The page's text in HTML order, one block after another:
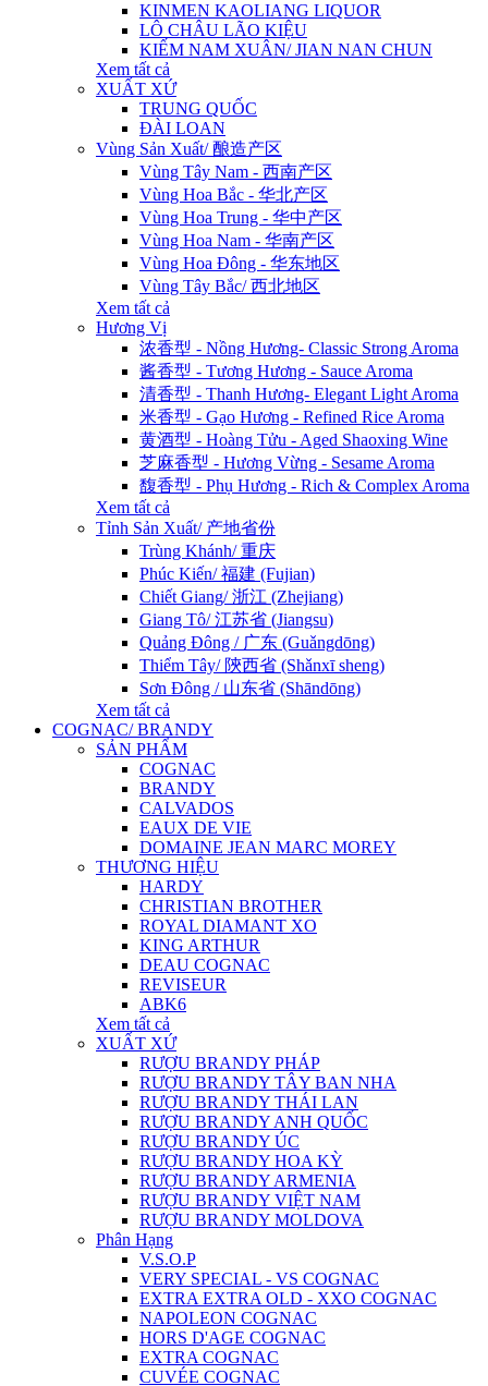
KINMEN KAOLIANG LIQUOR
LÔ CHÂU LÃO KIỆU
KIẾM NAM XUÂN/ JIAN NAN CHUN
Xem tất cả
XUẤT XỨ
TRUNG QUỐC
ĐÀI LOAN
Vùng Sản Xuất/ 酿造产区
Vùng Tây Nam - 西南产区
Vùng Hoa Bắc - 华北产区
Vùng Hoa Trung - 华中产区
Vùng Hoa Nam - 华南产区
Vùng Hoa Đông - 华东地区
Vùng Tây Bắc/ 西北地区
Xem tất cả
Hương Vị
浓香型 - Nồng Hương- Classic Strong Aroma
酱香型 - Tương Hương - Sauce Aroma
清香型 - Thanh Hương- Elegant Light Aroma
米香型 - Gạo Hương - Refined Rice Aroma
黄酒型 - Hoàng Tửu - Aged Shaoxing Wine
芝麻香型 - Hương Vừng - Sesame Aroma
馥香型 - Phụ Hương - Rich & Complex Aroma
Xem tất cả
Tỉnh Sản Xuất/ 产地省份
Trùng Khánh/ 重庆
Phúc Kiến/ 福建 (Fujian)
Chiết Giang/ 浙江 (Zhejiang)
Giang Tô/ 江苏省 (Jiangsu)
Quảng Đông / 广东 (Guǎngdōng)
Thiểm Tây/ 陝西省 (Shǎnxī sheng)
Sơn Đông / 山东省 (Shāndōng)
Xem tất cả
COGNAC/ BRANDY
SẢN PHẨM
COGNAC
BRANDY
CALVADOS
EAUX DE VIE
DOMAINE JEAN MARC MOREY
THƯƠNG HIỆU
HARDY
CHRISTIAN BROTHER
ROYAL DIAMANT XO
KING ARTHUR
DEAU COGNAC
REVISEUR
ABK6
Xem tất cả
XUẤT XỨ
RƯỢU BRANDY PHÁP
RƯỢU BRANDY TÂY BAN NHA
RƯỢU BRANDY THÁI LAN
RƯỢU BRANDY ANH QUỐC
RƯỢU BRANDY ÚC
RƯỢU BRANDY HOA KỲ
RƯỢU BRANDY ARMENIA
RƯỢU BRANDY VIỆT NAM
RƯỢU BRANDY MOLDOVA
Phân Hạng
V.S.O.P
VERY SPECIAL - VS COGNAC
EXTRA EXTRA OLD - XXO COGNAC
NAPOLEON COGNAC
HORS D'AGE COGNAC
EXTRA COGNAC
CUVÉE COGNAC